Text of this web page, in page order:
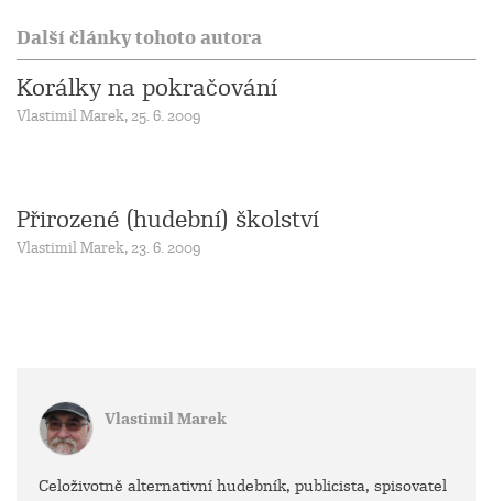
Další články tohoto autora
Korálky na pokračování
Vlastimil Marek, 25. 6. 2009
Přirozené (hudební) školství
Vlastimil Marek, 23. 6. 2009
Vlastimil Marek
Celoživotně alternativní hudebník, publicista, spisovatel